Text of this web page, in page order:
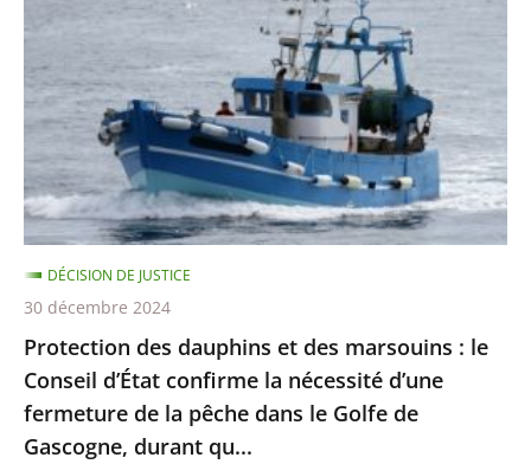
comme
vers
l...
dauphins
des
marsouins
le
Conseil
d’État
confirme
la
nécessité
d’une
fermeture
de
Protection des dauphins et des marsouins : le
Conseil d’État confirme la nécessité d’une
fermeture de la pêche dans le Golfe de
Gascogne, durant qu...
DÉCISION DE JUSTICE
30 décembre 2024